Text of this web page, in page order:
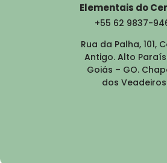
Elementais do
+55 62 9837-
Rua da Palha, 101,
Antigo. Alto
Goiás – GO.
dos